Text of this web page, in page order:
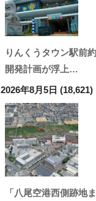
りんくうタウン駅前
開発計画が浮上…
2026年8月5日 (18,621)
「八尾空港西側跡地